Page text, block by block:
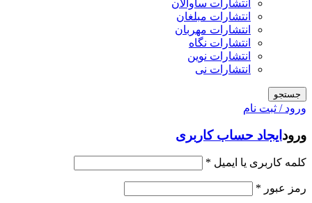
انتشارات ساوالان
انتشارات مبلغان
انتشارات مهربان
انتشارات نگاه
انتشارات نوین
انتشارات نی
جستجو
ورود / ثبت نام
ورود ایجاد حساب کاربری
کلمه کاربری یا ایمیل *
رمز عبور *